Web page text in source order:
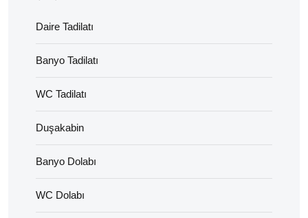
Daire Tadilatı
Banyo Tadilatı
WC Tadilatı
Duşakabin
Banyo Dolabı
WC Dolabı